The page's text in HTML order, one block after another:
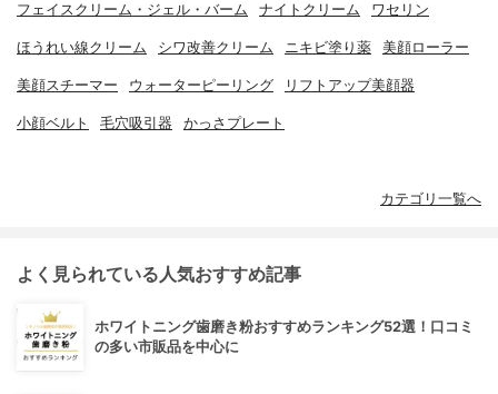
フェイスクリーム・ジェル・バーム ナイトクリーム ワセリン
ほうれい線クリーム シワ改善クリーム ニキビ塗り薬 美顔ローラー
美顔スチーマー ウォーターピーリング リフトアップ美顔器
小顔ベルト 毛穴吸引器 かっさプレート
カテゴリ一覧へ
よく見られている人気おすすめ記事
ホワイトニング歯磨き粉おすすめランキング52選！口コミ
の多い市販品を中心に